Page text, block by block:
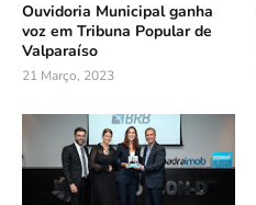
Ouvidoria Municipal ganha
voz em Tribuna Popular de
Valparaíso
21 Março, 2023